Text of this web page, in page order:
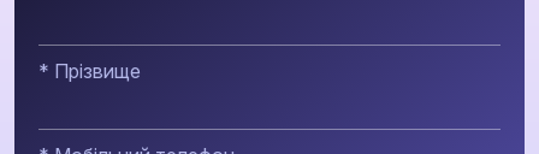
* Прізвище